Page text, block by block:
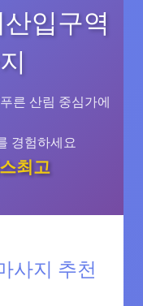
입구역
른 산림 중심가에
경험하세요
최고
사지 추천